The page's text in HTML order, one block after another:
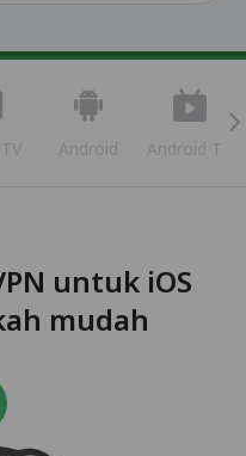
Android Android TV
untuk iOS
mudah